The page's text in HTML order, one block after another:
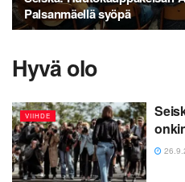
Palsanmäellä syöpä
Hyvä olo
VIIHDE